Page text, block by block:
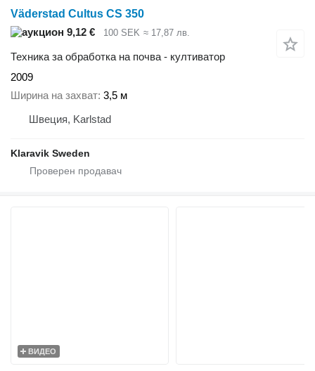
Väderstad Cultus CS 350
9,12 €
100 SEK ≈ 17,87 лв.
Техника за обработка на почва - култиватор
2009
Ширина на захват 3,5 м
Швеция, Karlstad
Klaravik Sweden
ВИДЕО